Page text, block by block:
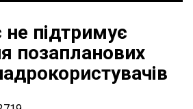
не підтримує
позапланових